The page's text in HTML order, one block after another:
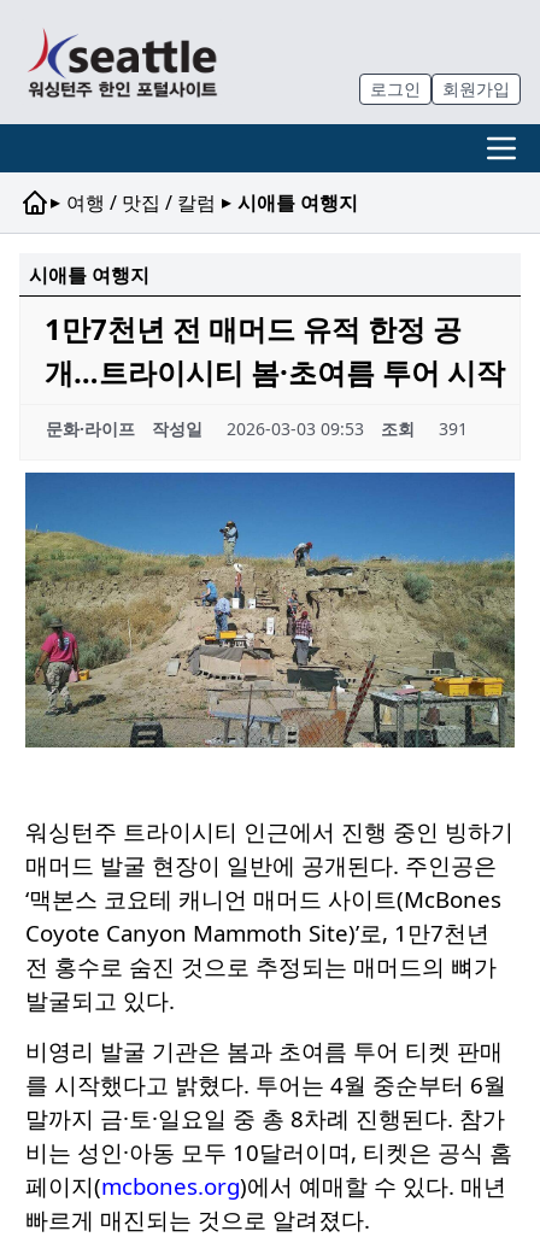
로그인 회원가입
▸ 여행 / 맛집 / 칼럼 ▸ 시애틀 여행지
시애틀 여행지
1만7천년 전 매머드 유적 한정 공
개…트라이시티 봄·초여름 투어 시작
문화·라이프 작성일 2026-03-03 09:53 조회 391
워싱턴주 트라이시티 인근에서 진행 중인 빙하기
매머드 발굴 현장이 일반에 공개된다. 주인공은
‘맥본스 코요테 캐니언 매머드 사이트(McBones
Coyote Canyon Mammoth Site)’로, 1만7천년
전 홍수로 숨진 것으로 추정되는 매머드의 뼈가
발굴되고 있다.
비영리 발굴 기관은 봄과 초여름 투어 티켓 판매
를 시작했다고 밝혔다. 투어는 4월 중순부터 6월
말까지 금·토·일요일 중 총 8차례 진행된다. 참가
비는 성인·아동 모두 10달러이며, 티켓은 공식 홈
페이지(mcbones.org)에서 예매할 수 있다. 매년
빠르게 매진되는 것으로 알려졌다.